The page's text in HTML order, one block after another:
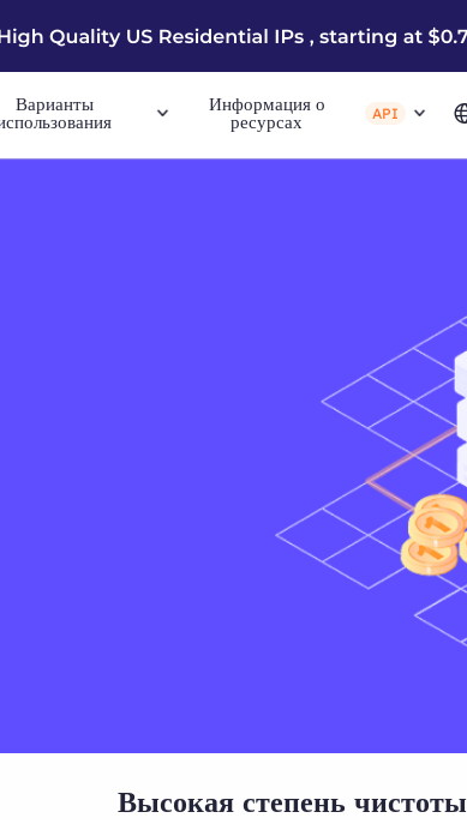
Варианты Информация о
ресурсах API
Высокая степень чистоты